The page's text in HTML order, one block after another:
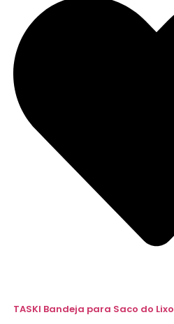
TASKI Bandeja para Saco do Lixo